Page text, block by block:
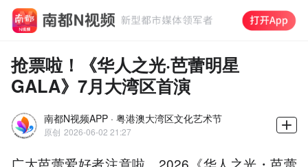
抢票啦！《华人之光·芭蕾明星
GALA》7月大湾区首演
南都N视频APP · 粤港澳大湾区文化艺术节
原创 2026-06-02 21:27
广大芭蕾爱好者注意啦，2026《华人之光・芭蕾